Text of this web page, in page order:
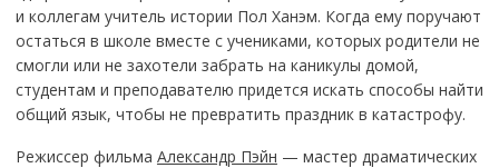
и коллегам учитель истории Пол Ханэм. Когда ему поручают
остаться в школе вместе с учениками, которых родители не
смогли или не захотели забрать на каникулы домой,
студентам и преподавателю придется искать способы найти
общий язык, чтобы не превратить праздник в катастрофу.
Режиссер фильма Александр Пэйн — мастер драматических